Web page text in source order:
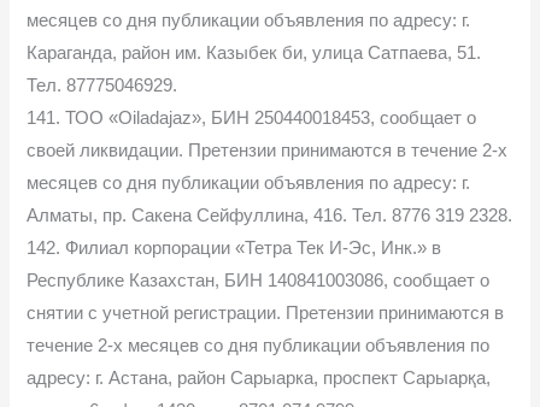
месяцев со дня публикации объявления по адресу: г.
Караганда, район им. Казыбек би, улица Сатпаева, 51.
Тел. 87775046929.
141. ТОО «Oiladajaz», БИН 250440018453, сообщает о
своей ликвидации. Претензии принимаются в течение 2-х
месяцев со дня публикации объявления по адресу: г.
Алматы, пр. Сакена Сейфуллина, 416. Тел. 8776 319 2328.
142. Филиал корпорации «Тетра Тек И-Эс, Инк.» в
Республике Казахстан, БИН 140841003086, сообщает о
снятии с учетной регистрации. Претензии принимаются в
течение 2-х месяцев со дня публикации объявления по
адресу: г. Астана, район Сарыарка, проспект Сарыарқа,